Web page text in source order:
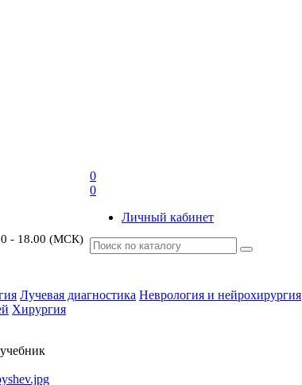
- 18.00 (МСК)
0
0
Личный кабинет
Лучевая диагностика Неврология и нейрохирургия
Хирургия